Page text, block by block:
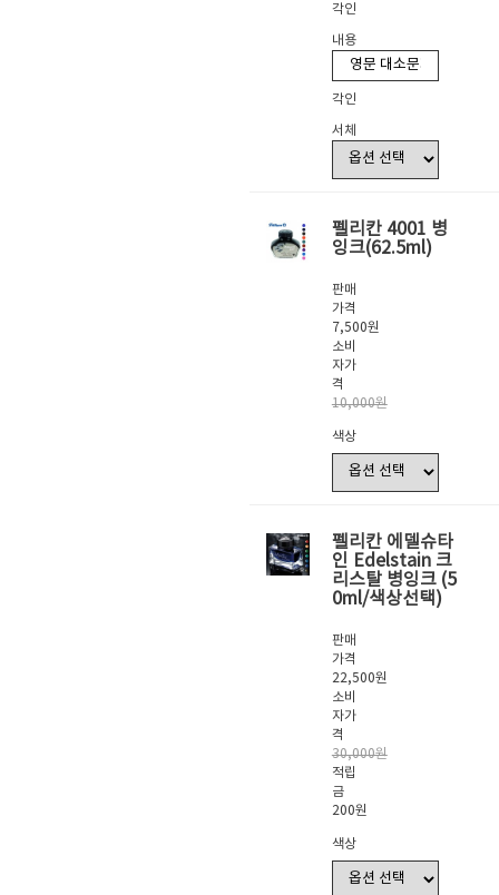
각인
내용
각인
서체
펠리칸 4001 병
잉크(62.5ml)
판매
가격
7,500원
소비
자가
격
10,000원
색상
펠리칸 에델슈타
인 Edelstain 크
리스탈 병잉크 (5
0ml/색상선택)
판매
가격
22,500원
소비
자가
격
30,000원
적립
금
200원
색상